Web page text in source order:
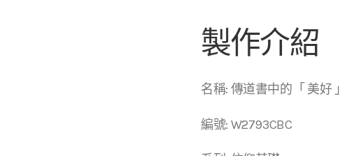
製作介紹
名稱: 傳道書中的「 美好 」
編號: W2793CBC